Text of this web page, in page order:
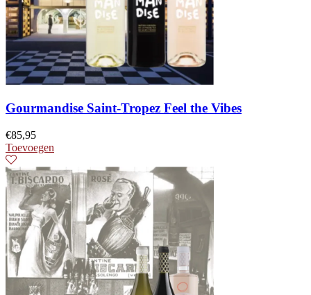
Gourmandise Saint-Tropez Feel the Vibes
€85,95
Toevoegen